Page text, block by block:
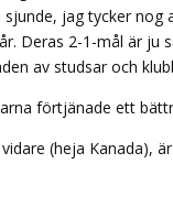
jag tycker nog
Deras 2-1-mål är ju
av studsar och
förtjänade ett
(heja Kanada),